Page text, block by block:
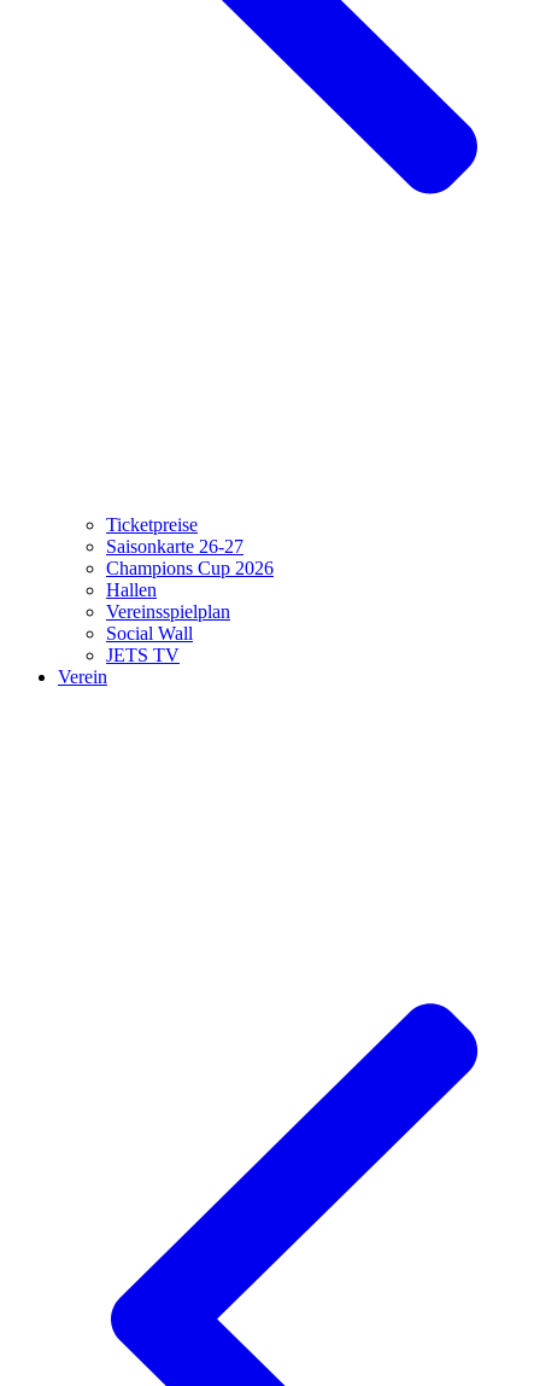
Ticketpreise
Saisonkarte 26-27
Champions Cup 2026
Hallen
Vereinsspielplan
Social Wall
JETS TV
Verein